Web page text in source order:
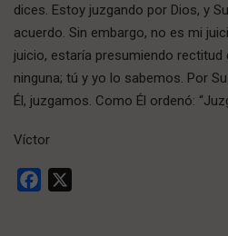
dices. Estoy juzgando por Dios, y
acuerdo. Sin embargo, no es mi
juicio, estaría presumiendo
ninguna; tú y yo lo sabemos. Por
Él, juzgamos. Como Él ordenó:
Víctor
Facebook